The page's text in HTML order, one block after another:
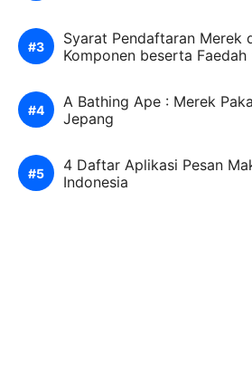
Syarat Pendaftaran Merek
Komponen beserta
A Bathing Ape : Merek
Jepang
4 Daftar Aplikasi Pesan
Indonesia